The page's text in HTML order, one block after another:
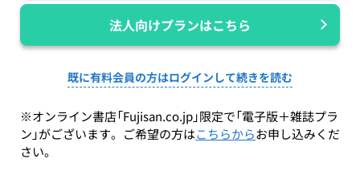
法人向けプランはこちら
既に有料会員の方はログインして続きを読む
※オンライン書店「Fujisan.co.jp」限定で「電子版＋雑誌プラ
ン」がございます。ご希望の方はこちらからお申し込みくだ
さい。